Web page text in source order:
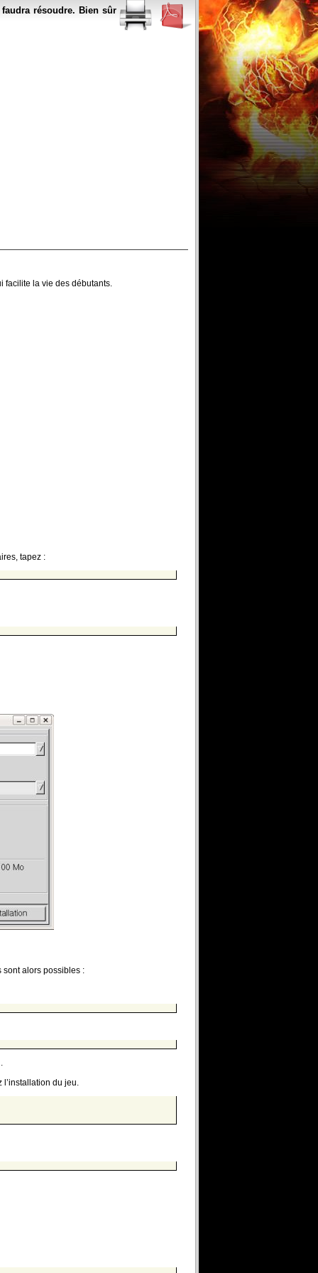
résoudre. Bien sûr
facilite la vie des débutants.
tapez :
sont alors possibles :
l’installation du jeu.